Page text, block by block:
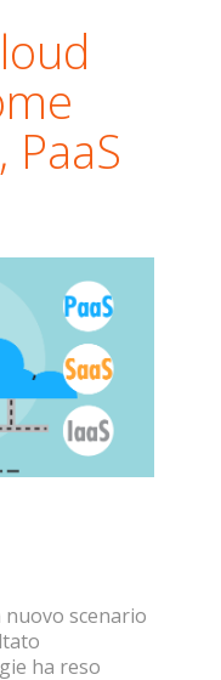
PaaS
scenario
ha reso